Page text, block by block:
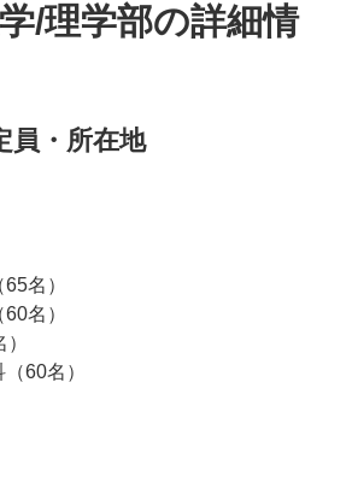
/理学部の詳細情
員・所在地
名）
名）
60名）